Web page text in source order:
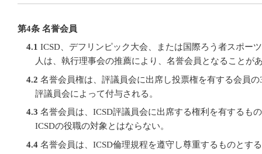
第4条 名誉会員
4.1 ICSD、デフリンピック大会、または国際ろう者スポー
人は、執行理事会の推薦により、名誉会員となることが
4.2 名誉会員権は、評議員会に出席し投票権を有する会員
評議員会によって付与される。
4.3 名誉会員は、ICSD評議員会に出席する権利を有するも
ICSDの役職の対象とはならない。
4.4 名誉会員は、ICSD倫理規程を遵守し尊重するものとす